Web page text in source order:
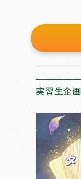
実習生企画